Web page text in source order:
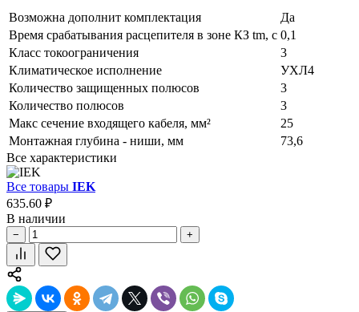
Возможна дополнит комплектация
Да
Время срабатывания расцепителя в зоне КЗ tm, с 0,1
Класс токоограничения
3
Климатическое исполнение
УХЛ4
Количество защищенных полюсов
3
Количество полюсов
3
Макс сечение входящего кабеля, мм²
25
Монтажная глубина - ниши, мм
73,6
Все характеристики
Все товары IEK
635.60 ₽
В наличии
− +